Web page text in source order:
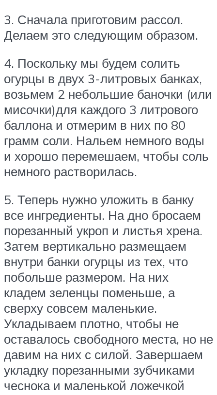
3. Сначала приготовим рассол.
Делаем это следующим образом.
4. Поскольку мы будем солить
огурцы в двух 3-литровых банках,
возьмем 2 небольшие баночки (или
мисочки)для каждого 3 литрового
баллона и отмерим в них по 80
грамм соли. Нальем немного воды
и хорошо перемешаем, чтобы соль
немного растворилась.
5. Теперь нужно уложить в банку
все ингредиенты. На дно бросаем
порезанный укроп и листья хрена.
Затем вертикально размещаем
внутри банки огурцы из тех, что
побольше размером. На них
кладем зеленцы поменьше, а
сверху совсем маленькие.
Укладываем плотно, чтобы не
оставалось свободного места, но не
давим на них с силой. Завершаем
укладку порезанными зубчиками
чеснока и маленькой ложечкой